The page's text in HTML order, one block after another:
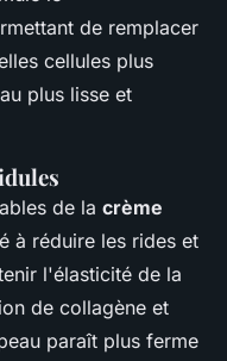
de remplacer
cellules plus
plus lisse et
de la crème
à réduire les rides et
l'élasticité de la
de collagène et
paraît plus ferme